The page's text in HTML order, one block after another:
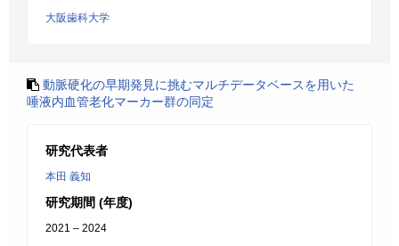
大阪歯科大学
動脈硬化の早期発見に挑むマルチデータベースを用いた
唾液内血管老化マーカー群の同定
研究代表者
本田 義知
研究期間 (年度)
2021 – 2024